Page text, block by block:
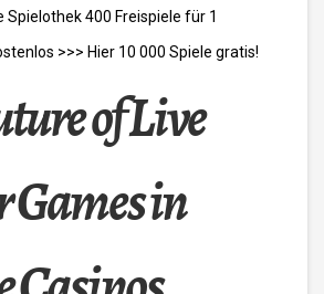
Spielothek 400 Freispiele für 1
>>> Hier 10 000 Spiele gratis!
of Live
Games in